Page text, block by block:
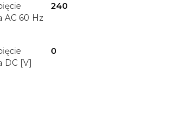
AC 60 Hz
240
DC [V]
0